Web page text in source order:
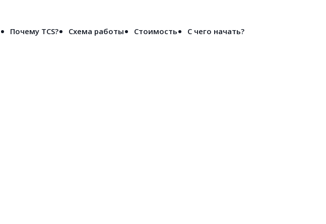
Почему TCS? Схема работы Стоимость С чего начать?